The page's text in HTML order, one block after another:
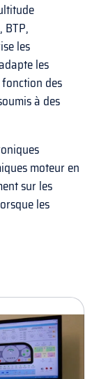
BTP,
les
les
des
à des
moteur en
sur les
les